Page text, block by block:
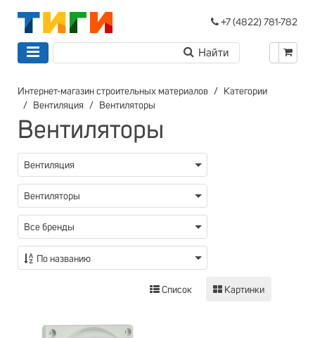
+7 (4822) 781-782
Интернет-магазин строительных материалов
Категории
Вентиляция
Вентиляторы
Вентиляторы
Вентиляция
Вентиляторы
Все бренды
По названию
Список Картинки